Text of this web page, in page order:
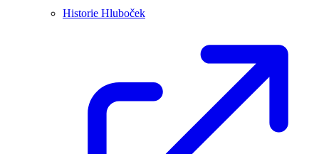
Historie Hluboček